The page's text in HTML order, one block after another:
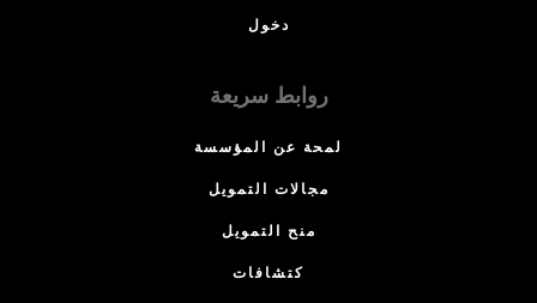
دخول
روابط سريعة
لمحة عن المؤسسة
مجالات التمويل
منح التمويل
كتشافات